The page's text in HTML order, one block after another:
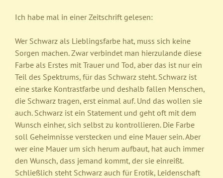
Ich habe mal in einer Zeitschrift gelesen:
Wer Schwarz als Lieblingsfarbe hat, muss sich keine
Sorgen machen. Zwar verbindet man hierzulande diese
Farbe als Erstes mit Trauer und Tod, aber das ist nur ein
Teil des Spektrums, für das Schwarz steht. Schwarz ist
eine starke Kontrastfarbe und deshalb fallen Menschen,
die Schwarz tragen, erst einmal auf. Und das wollen sie
auch. Schwarz ist ein Statement und geht oft mit dem
Wunsch einher, sich selbst zu kontrollieren. Die Farbe
soll Geheimnisse verstecken und eine Mauer sein. Aber
wer eine Mauer um sich herum aufbaut, hat auch immer
den Wunsch, dass jemand kommt, der sie einreißt.
Schließlich steht Schwarz auch für Erotik, Leidenschaft